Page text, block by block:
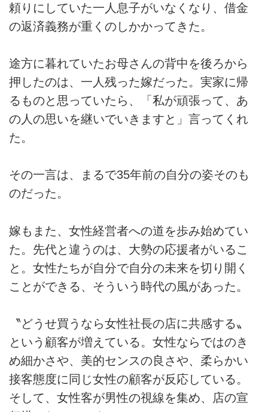
頼りにしていた一人息子がいなくなり、借金
の返済義務が重くのしかかってきた。
途方に暮れていたお母さんの背中を後ろから
押したのは、一人残った嫁だった。実家に帰
るものと思っていたら、「私が頑張って、あ
の人の思いを継いでいきますと」言ってくれ
た。
その一言は、まるで35年前の自分の姿そのも
のだった。
嫁もまた、女性経営者への道を歩み始めてい
た。先代と違うのは、大勢の応援者がいるこ
と。女性たちが自分で自分の未来を切り開く
ことができる、そういう時代の風があった。
〝どうせ買うなら女性社長の店に共感する〟
という顧客が増えている。女性ならではのき
め細かさや、美的センスの良さや、柔らかい
接客態度に同じ女性の顧客が反応している。
そして、女性客が男性の視線を集め、店の宣